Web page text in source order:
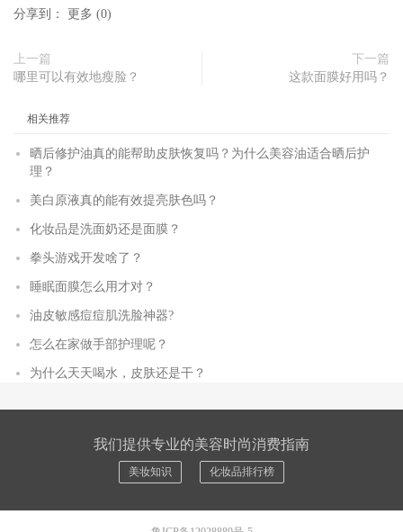
分享到： 更多 (0)
上一篇
哪里可以有效地瘦脸？
下一篇
这款面膜好用吗？
相关推荐
晒后修护油真的能帮助皮肤恢复吗？为什么美容油适合晒后护
理？
美白原液真的能有效提亮肤色吗？
化妆品是洗面奶还是面膜？
拳头游戏开发啥了？
睡眠面膜怎么用才对？
油皮敏感痘痘肌洗脸神器?
怎么在家做手部护理呢？
为什么天天喝水，皮肤还是干？
我们提供专业的美容时尚消费指南
美妆知识 化妆品排行榜